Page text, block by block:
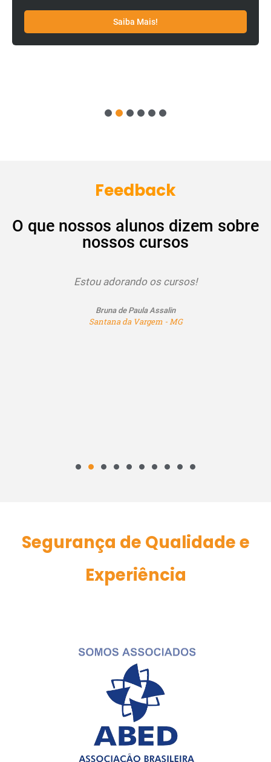
Saiba Mais!
4 5 6
Feedback
O que nossos alunos dizem sobre
nossos cursos
Estou adorando os cursos!
Bruna de Paula Assalin
Santana da Vargem - MG
Segurança de Qualidade e
Experiência